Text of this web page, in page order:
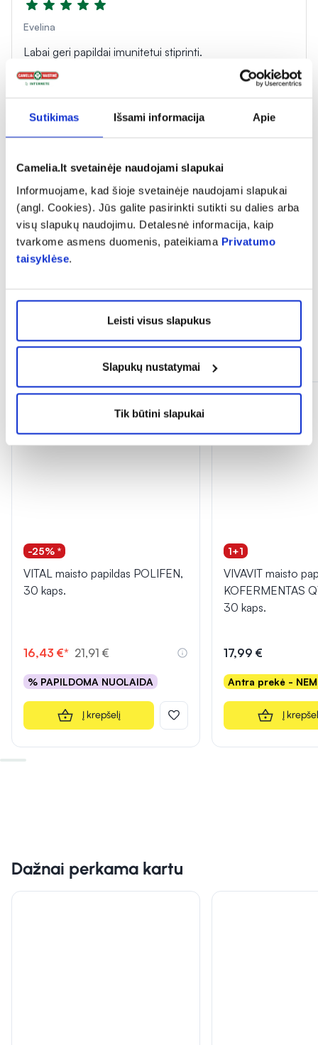
Sutikimas Išsami informacija Apie
Camelia.lt svetainėje naudojami slapukai
Informuojame, kad šioje svetainėje naudojami slapukai
(angl. Cookies). Jūs galite pasirinkti sutikti su dalies arba
visų slapukų naudojimu. Detalesnė informacija, kaip
tvarkome asmens duomenis, pateikiama Privatumo
taisyklėse.
Leisti visus slapukus
Slapukų nustatymai
Tik būtini slapukai
Evelina
Labai geri papildai imunitetui stiprinti.
Pirkėjas
Lijana
Panašios prekės
-25% *
VITAL maisto papildas POLIFEN,
30 kaps.
16,43 €* 21,91 €
% PAPILDOMA NUOLAIDA
Į krepšelį
1+1
VIVAVIT maisto
KOFERMENTAS
30 kaps.
17,99 €
Antra prekė -
Į
Dažnai perkama kartu